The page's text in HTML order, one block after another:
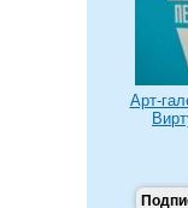
Арт-